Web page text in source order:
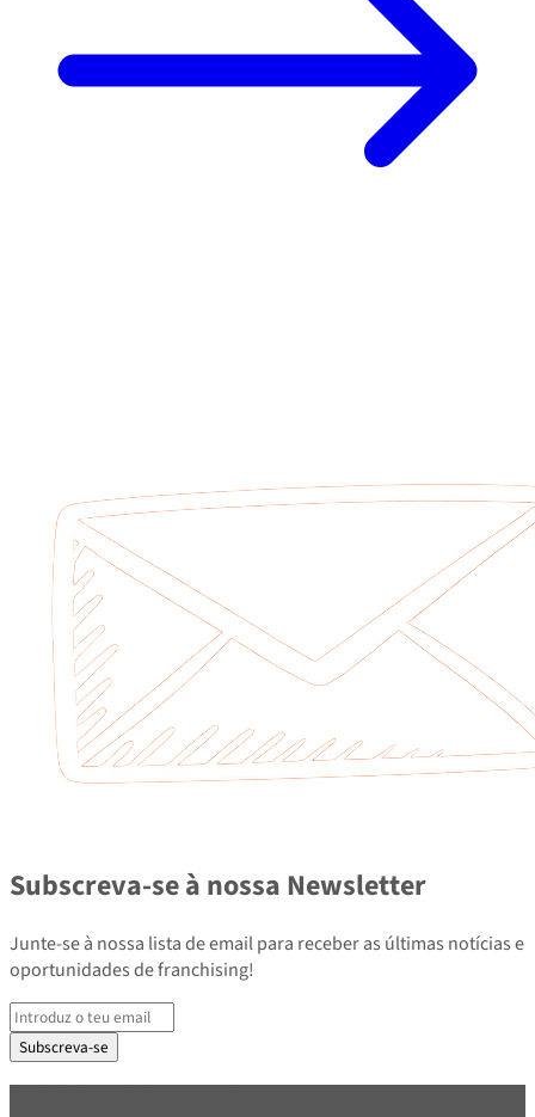
Subscreva-se à nossa Newsletter
Junte-se à nossa lista de email para receber as últimas notícias e
oportunidades de franchising!
Subscreva-se